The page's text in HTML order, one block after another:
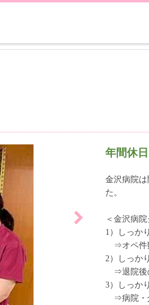
年間休
金沢病院
た。
＜金沢病
1）しっか
⇒オペ件
2）しっか
⇒退院後
3）しっか
⇒病院・